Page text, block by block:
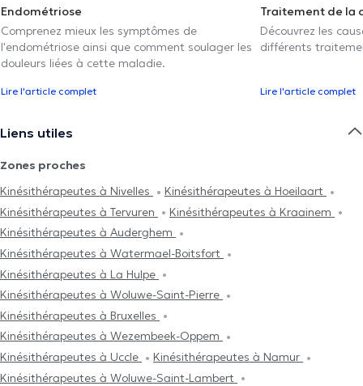
Endométriose
Comprenez mieux les symptômes de
l'endométriose ainsi que comment soulager les
douleurs liées à cette maladie.
Lire l'article complet
Traitement de la
Découvrez les
différents
Lire l'article complet
Liens utiles
Zones proches
Kinésithérapeutes à Nivelles
Kinésithérapeutes à Hoeilaart
Kinésithérapeutes à Tervuren
Kinésithérapeutes à Kraainem
Kinésithérapeutes à Auderghem
Kinésithérapeutes à Watermael-Boitsfort
Kinésithérapeutes à La Hulpe
Kinésithérapeutes à Woluwe-Saint-Pierre
Kinésithérapeutes à Bruxelles
Kinésithérapeutes à Wezembeek-Oppem
Kinésithérapeutes à Uccle
Kinésithérapeutes à Namur
Kinésithérapeutes à Woluwe-Saint-Lambert